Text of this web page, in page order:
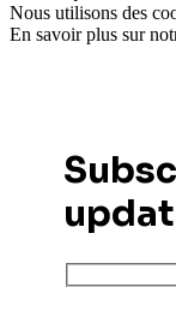
Nous utilisons des
En savoir plus sur